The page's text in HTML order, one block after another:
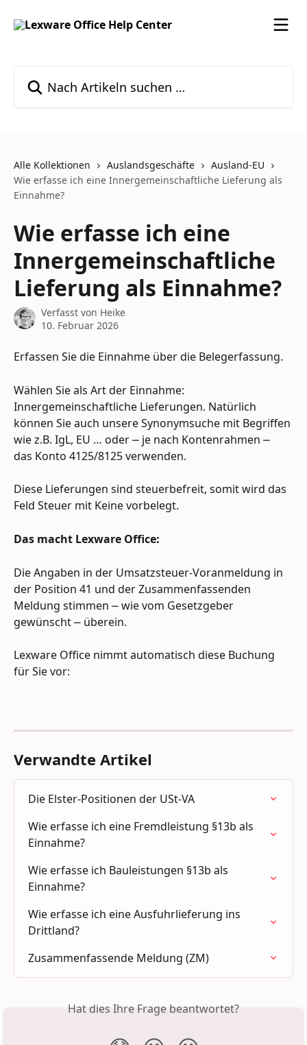
Alle Kollektionen Auslandsgeschäfte
Ausland-EU
Wie erfasse ich eine Innergemeinschaftliche Lieferung als
Einnahme?
Wie erfasse ich eine
Innergemeinschaftliche
Lieferung als Einnahme?
Verfasst von Heike
10. Februar 2026
Erfassen Sie die Einnahme über die Belegerfassung.
Wählen Sie als Art der Einnahme:
Innergemeinschaftliche Lieferungen. Natürlich
können Sie auch unsere Synonymsuche mit Begriffen
wie z.B. IgL, EU … oder ⎼ je nach Kontenrahmen ⎼
das Konto 4125/8125 verwenden.
Diese Lieferungen sind steuerbefreit, somit wird das
Feld Steuer mit Keine vorbelegt.
Das macht Lexware Office:
Die Angaben in der Umsatzsteuer-Voranmeldung in
der Position 41 und der Zusammenfassenden
Meldung stimmen ⎼ wie vom Gesetzgeber
gewünscht ⎼ überein.
Lexware Office nimmt automatisch diese Buchung
für Sie vor:
Verwandte Artikel
Die Elster-Positionen der USt-VA
Wie erfasse ich eine Fremdleistung §13b als
Einnahme?
Wie erfasse ich Bauleistungen §13b als
Einnahme?
Wie erfasse ich eine Ausfuhrlieferung ins
Drittland?
Zusammenfassende Meldung (ZM)
Hat dies Ihre Frage beantwortet?